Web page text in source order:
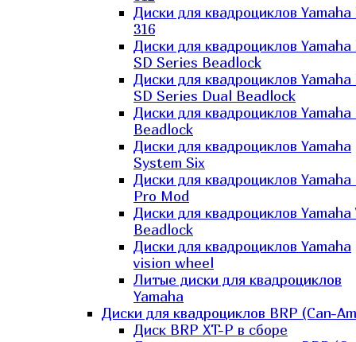
Диски для квадроциклов
316
Диски для квадроциклов
SD Series Beadlock
Диски для квадроциклов
SD Series Dual Beadlock
Диски для квадроциклов Yamaha
Beadlock
Диски для квадроциклов Yamaha
System Six
Диски для квадроциклов Yamaha
Pro Mod
Диски для квадроциклов Yamaha
Beadlock
Диски для квадроциклов Yamaha
vision wheel
Литые диски для квадроциклов
Yamaha
Диски для квадроциклов BRP (Can-
Диск BRP XT-P в сборе